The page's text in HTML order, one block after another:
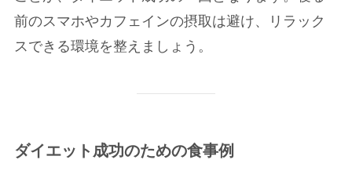
前のスマホやカフェインの摂取は避け、リラック
スできる環境を整えましょう。
ダイエット成功のための食事例